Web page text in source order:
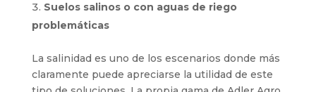
Suelos salinos o con aguas de riego
problemáticas
La salinidad es uno de los escenarios donde más
claramente puede apreciarse la utilidad de este